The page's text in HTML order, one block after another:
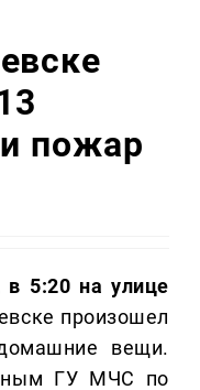
пожар
в 5:20 на улице
произошел
вещи.
ГУ МЧС по